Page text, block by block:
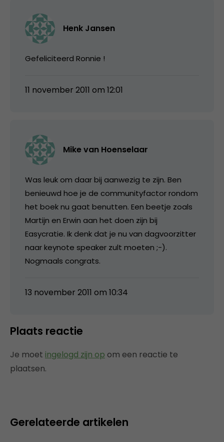
Henk Jansen
Gefeliciteerd Ronnie !
11 november 2011 om 12:01
Mike van Hoenselaar
Was leuk om daar bij aanwezig te zijn. Ben
benieuwd hoe je de communityfactor rondom
het boek nu gaat benutten. Een beetje zoals
Martijn en Erwin aan het doen zijn bij
Easycratie. Ik denk dat je nu van dagvoorzitter
naar keynote speaker zult moeten ;-).
Nogmaals congrats.
13 november 2011 om 10:34
Plaats reactie
Je moet ingelogd zijn op om een reactie te
plaatsen.
Gerelateerde artikelen